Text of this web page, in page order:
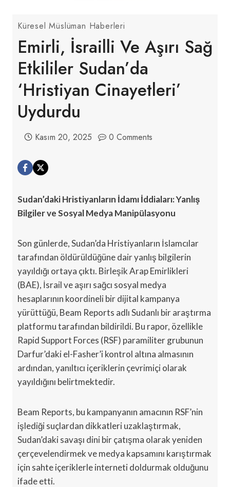
Küresel Müslüman Haberleri
Emirli, İsrailli Ve Aşırı Sağ
Etkililer Sudan’da
‘Hristiyan Cinayetleri’
Uydurdu
Kasım 20, 2025 0 Comments
Sudan’daki Hristiyanların İdamı İddiaları: Yanlış
Bilgiler ve Sosyal Medya Manipülasyonu
Son günlerde, Sudan’da Hristiyanların İslamcılar
tarafından öldürüldüğüne dair yanlış bilgilerin
yayıldığı ortaya çıktı. Birleşik Arap Emirlikleri
(BAE), İsrail ve aşırı sağcı sosyal medya
hesaplarının koordineli bir dijital kampanya
yürüttüğü, Beam Reports adlı Sudanlı bir araştırma
platformu tarafından bildirildi. Bu rapor, özellikle
Rapid Support Forces (RSF) paramiliter grubunun
Darfur’daki el-Fasher’i kontrol altına almasının
ardından, yanıltıcı içeriklerin çevrimiçi olarak
yayıldığını belirtmektedir.
Beam Reports, bu kampanyanın amacının RSF’nin
işlediği suçlardan dikkatleri uzaklaştırmak,
Sudan’daki savaşı dini bir çatışma olarak yeniden
çerçevelendirmek ve medya kapsamını karıştırmak
için sahte içeriklerle interneti doldurmak olduğunu
ifade etti.